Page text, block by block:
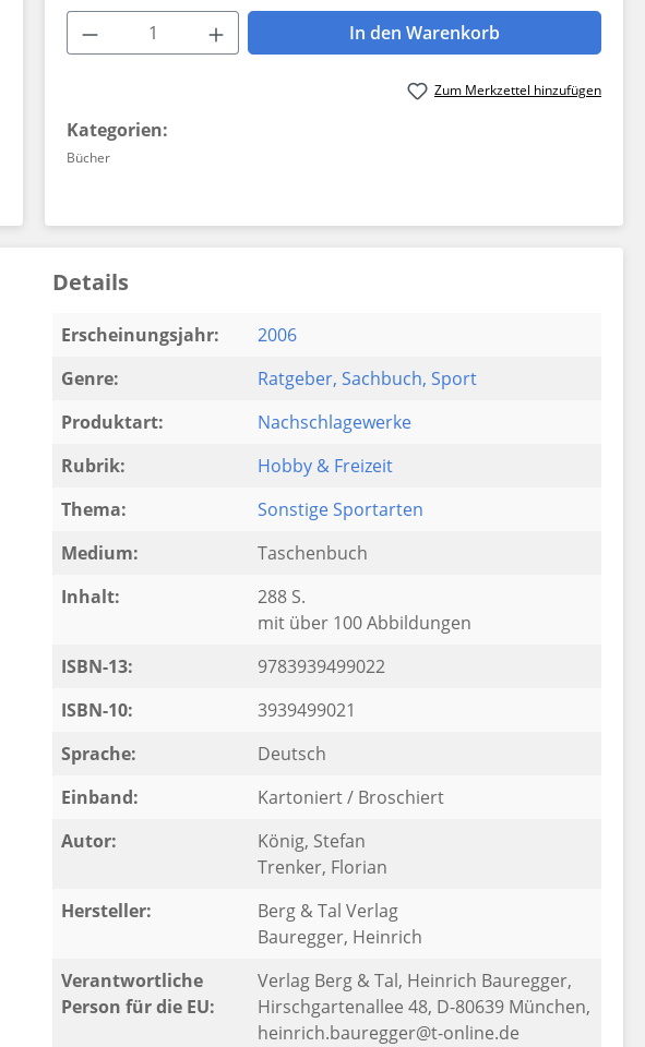
Produkt Anzahl: Gib den gewünschten Wert
In den Warenkorb
Zum Merkzettel hinzufügen
Kategorien:
Bücher
Details
Erscheinungsjahr:
2006
Genre:
Ratgeber, Sachbuch, Sport
Produktart:
Nachschlagewerke
Rubrik:
Hobby & Freizeit
Thema:
Sonstige Sportarten
Medium:
Taschenbuch
Inhalt:
288 S.
mit über 100 Abbildungen
ISBN-13:
9783939499022
ISBN-10:
3939499021
Sprache:
Deutsch
Einband:
Kartoniert / Broschiert
Autor:
König, Stefan
Trenker, Florian
Hersteller:
Berg & Tal Verlag
Bauregger, Heinrich
Verantwortliche
Person für die EU:
Verlag Berg & Tal, Heinrich Bauregger,
Hirschgartenallee 48, D-80639 München,
heinrich.bauregger@t-online.de